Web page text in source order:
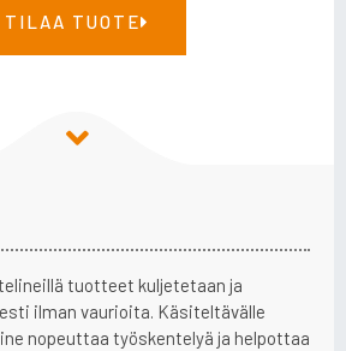
TILAA TUOTE
tuotteet kuljetetaan ja
ilman vaurioita. Käsiteltävälle
nopeuttaa työskentelyä ja helpottaa